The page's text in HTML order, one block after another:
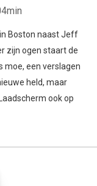
Boston naast Jeff
zijn ogen staart de
moe, een verslagen
held, maar
ook op